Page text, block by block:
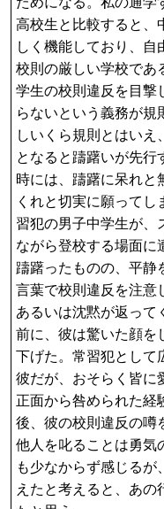
高校生と比較すると、
しく機能しており、
校則の厳しい学校であ
学生の校則違反を目撃
らないという義務が
しいくら規則とはい
となると躊躇いが先行
時には、躊躇に呆れと
くれと切実に願って
習犯の男子中学生が、
ながら登校する場面
躊躇ったものの、平静
言葉で校則違反を注意
あるいは沈黙が返って
前に、彼は驚いた顔を
下げた。常習犯として
彼だが、おそらく皆に
正面から咎められた経
後、彼の校則違反の噂
他人を叱ることは勇気
も少なからず感じる
えたと考えると、あ